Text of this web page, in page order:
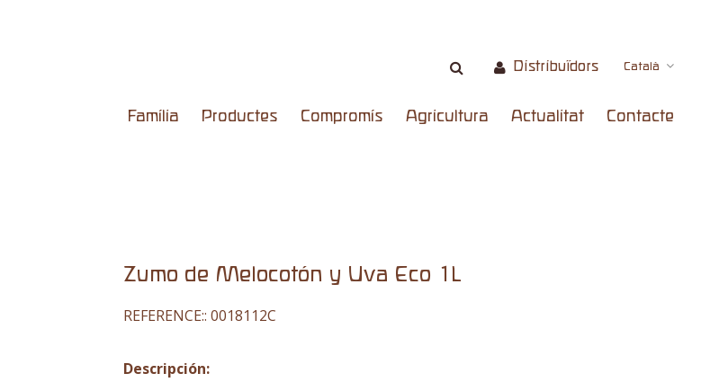
Distribuïdors Català
Família Productes Compromís Agricultura Actualitat Contacte
Zumo de Melocotón y Uva Eco 1L
REFERENCE:: 0018112C
Descripción: